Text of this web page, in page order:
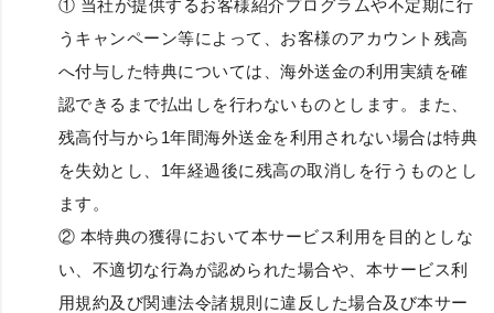
① 当社が提供するお客様紹介プログラムや不定期に行
うキャンペーン等によって、お客様のアカウント残高
へ付与した特典については、海外送金の利用実績を確
認できるまで払出しを行わないものとします。また、
残高付与から1年間海外送金を利用されない場合は特典
を失効とし、1年経過後に残高の取消しを行うものとし
ます。
② 本特典の獲得において本サービス利用を目的としな
い、不適切な行為が認められた場合や、本サービス利
用規約及び関連法令諸規則に違反した場合及び本サー